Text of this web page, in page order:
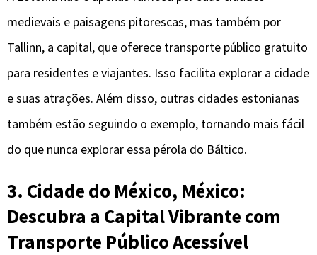
medievais e paisagens pitorescas, mas também por
Tallinn, a capital, que oferece transporte público gratuito
para residentes e viajantes. Isso facilita explorar a cidade
e suas atrações. Além disso, outras cidades estonianas
também estão seguindo o exemplo, tornando mais fácil
do que nunca explorar essa pérola do Báltico.
3. Cidade do México, México:
Descubra a Capital Vibrante com
Transporte Público Acessível